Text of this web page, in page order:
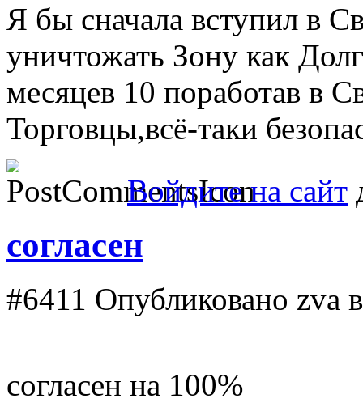
Я бы сначала вступил в
уничтожать Зону как
месяцев 10 поработав в
Торговцы,всё-таки
Войдите на сайт
согласен
#6411 Опубликовано zva
согласен на 100%